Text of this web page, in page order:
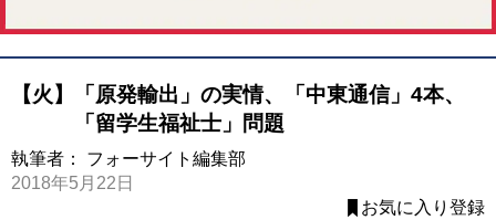
【火】「原発輸出」の実情、「中東通信」4本、
「留学生福祉士」問題
執筆者： フォーサイト編集部
2018年5月22日
お気に入り登録